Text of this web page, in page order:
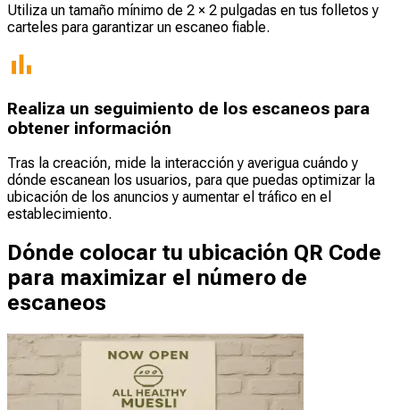
Utiliza un tamaño mínimo de 2 × 2 pulgadas en tus folletos y
carteles para garantizar un escaneo fiable.
Realiza un seguimiento de los escaneos para
obtener información
Tras la creación, mide la interacción y averigua cuándo y
dónde escanean los usuarios, para que puedas optimizar la
ubicación de los anuncios y aumentar el tráfico en el
establecimiento.
Dónde colocar tu ubicación QR Code
para maximizar el número de
escaneos